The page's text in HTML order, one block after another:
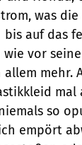
was
bis auf das
wie vor
allem mehr.
so
empört